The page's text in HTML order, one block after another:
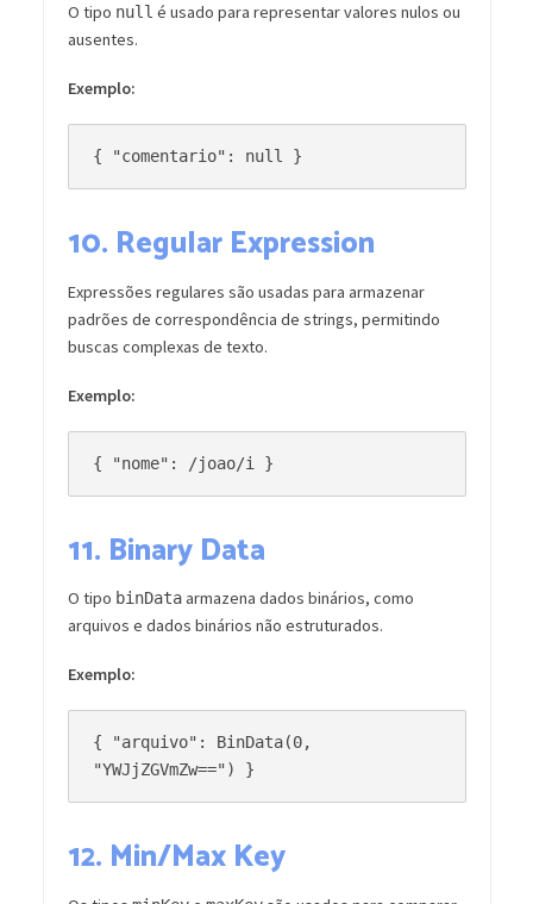
O tipo null é usado para representar valores nulos ou
ausentes.
Exemplo:
10. Regular Expression
Expressões regulares são usadas para armazenar
padrões de correspondência de strings, permitindo
buscas complexas de texto.
Exemplo:
11. Binary Data
O tipo binDataarmazena dados binários, como
arquivos e dados binários não estruturados.
Exemplo:
{ "arquivo": BinData(0,
12. Min/Max Key